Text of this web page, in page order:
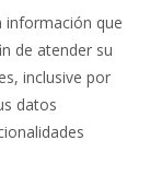
información que
de atender su
inclusive por
datos